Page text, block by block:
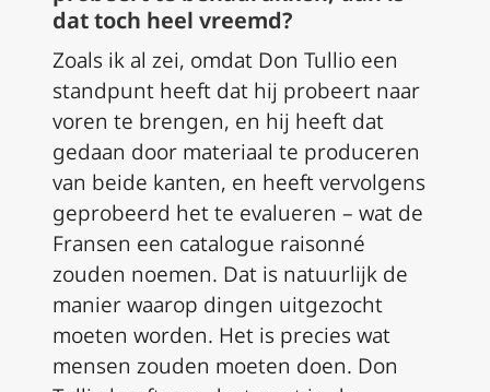
dat toch heel vreemd?
Zoals ik al zei, omdat Don Tullio een
standpunt heeft dat hij probeert naar
voren te brengen, en hij heeft dat
gedaan door materiaal te produceren
van beide kanten, en heeft vervolgens
geprobeerd het te evalueren – wat de
Fransen een catalogue raisonné
zouden noemen. Dat is natuurlijk de
manier waarop dingen uitgezocht
moeten worden. Het is precies wat
mensen zouden moeten doen. Don